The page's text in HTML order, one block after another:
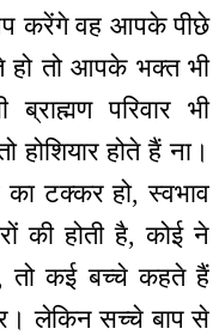
करेंगे वह आपके पीछे
हो तो आपके भक्त भी
परिवार भी
होते हैं ना।
टक्कर हो, स्वभाव
की होती है, कोई ने
तो कई बच्चे कहते हैं
लेकिन सच्चे बाप से